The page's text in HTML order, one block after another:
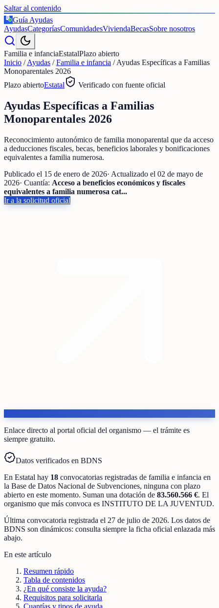
Saltar al contenido
€
Guía Ayudas
AyudasCategoríasComunidadesViviendaBecasSobre nosotros
Familia e infanciaEstatalPlazo abierto
Inicio /Ayudas /Familia e infancia /Ayudas Específicas a Familias
Monoparentales 2026
Plazo abiertoEstatal Verificado con fuente oficial
Ayudas Específicas a Familias
Monoparentales 2026
Reconocimiento autonómico de familia monoparental que da acceso
a deducciones fiscales, becas, beneficios laborales y bonificaciones
equivalentes a familia numerosa.
Publicado el 15 de enero de 2026· Actualizado el 02 de mayo de
2026· Cuantía: Acceso a beneficios económicos y fiscales
equivalentes a familia numerosa cat...
Ir a la solicitud oficial
Enlace directo al portal oficial del organismo — el trámite es
siempre gratuito.
Datos verificados en BDNS
En Estatal hay 18 convocatorias registradas de familia e infancia en
la Base de Datos Nacional de Subvenciones, ninguna con plazo
abierto en este momento. Suman una dotación de 83.560.566 €. El
organismo que más convoca es INSTITUTO DE LA JUVENTUD.
Última convocatoria registrada el 27 de julio de 2026. Los datos de
BDNS son dinámicos: consulta siempre la ficha oficial enlazada más
abajo.
En este artículo
Resumen rápido
Tabla de contenidos
¿En qué consiste la ayuda?
Requisitos para solicitarla
Cuantías y tipos de ayuda